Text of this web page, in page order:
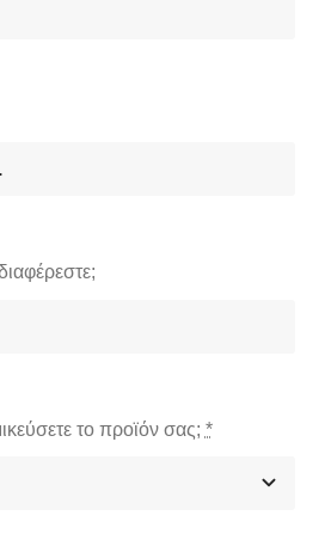
το προϊόν σας; *